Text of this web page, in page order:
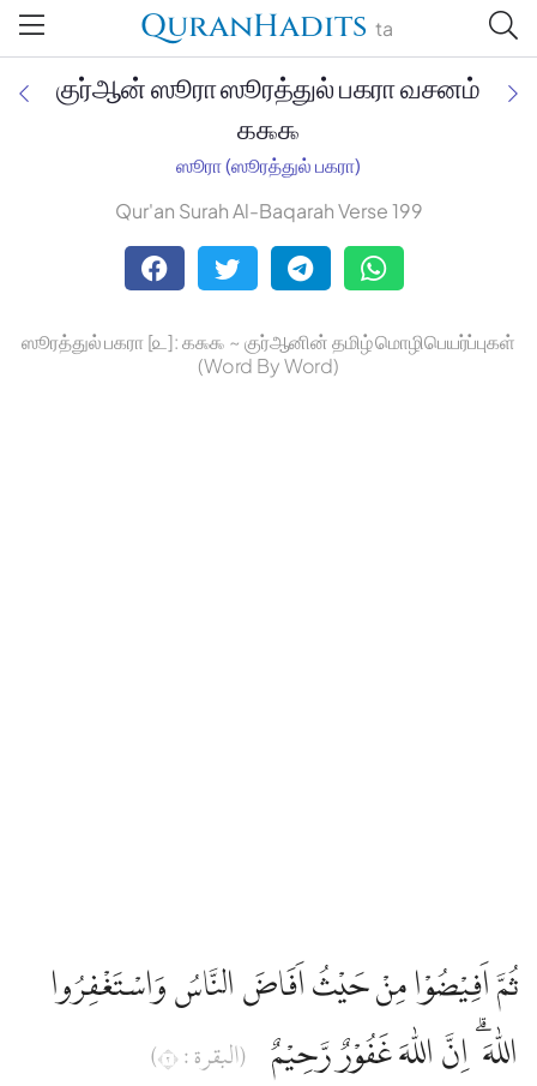
QuranHadits ta
Jan Trust Foundation
Mufti Omar Sheriff Qasimi,
குர்ஆன் ஸூரா ஸூரத்துல் பகரா வசனம்
௧௯௯
ஸூரா (ஸூரத்துல் பகரா)
Qur'an Surah Al-Baqarah Verse 199
ஸூரத்துல் பகரா [௨]: ௧௯௯ ~ குர்ஆனின் தமிழ் மொழிபெயர்ப்புகள்
(Word By Word)
ثُمَّ اَفِيْضُوْا مِنْ حَيْثُ اَفَاضَ النَّاسُ وَاسْتَغْفِرُوا
اللّٰهَ ۗ اِنَّ اللّٰهَ غَفُوْرٌ رَّحِيْمٌ
(البقرة : ٢)